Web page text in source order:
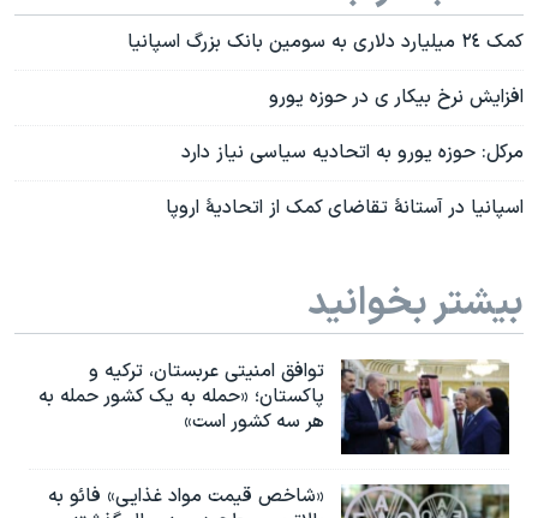
کمک ٢٤ میلیارد دلاری به سومین بانک بزرگ اسپانیا
افزایش نرخ بیکار ی در حوزه یورو
مرکل: حوزه یورو به اتحادیه سیاسی نیاز دارد
اسپانیا در آستانۀ تقاضای کمک از اتحادیۀ اروپا
بیشتر بخوانید
توافق امنیتی عربستان، ترکیه و
پاکستان؛ «حمله به یک کشور حمله به
هر سه کشور است»
«شاخص قیمت مواد غذایی» فائو به